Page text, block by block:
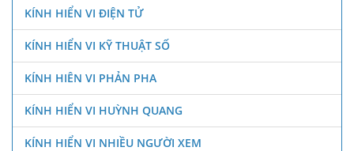
KÍNH HIỂN VI ĐIỆN TỬ
KÍNH HIỂN VI KỸ THUẬT SỐ
KÍNH HIÊN VI PHẢN PHA
KÍNH HIỂN VI HUỲNH QUANG
KÍNH HIỂN VI NHIỀU NGƯỜI XEM